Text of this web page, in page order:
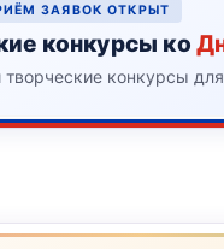
ЗАЯВОК ОТКРЫТ
конкурсы ко
творческие конкурсы